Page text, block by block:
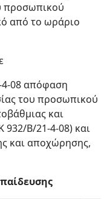
προσωπικού
από το ωράριο
08 απόφαση
του προσωπικού
και
932/Β/21-4-08) και
και αποχώρησης,